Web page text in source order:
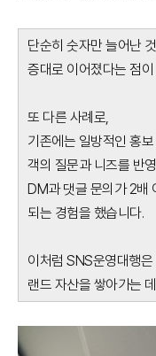
단순히 숫자만 늘어난
증대로 이어졌다는 점
또 다른 사례로,
기존에는 일방적인 홍
객의 질문과 니즈를 반
DM과 댓글 문의가 2배
되는 경험을 했습니다.
이처럼 SNS운영대행
랜드 자산을 쌓아가는